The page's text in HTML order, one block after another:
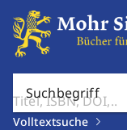
Suchbegriff
Volltextsuche